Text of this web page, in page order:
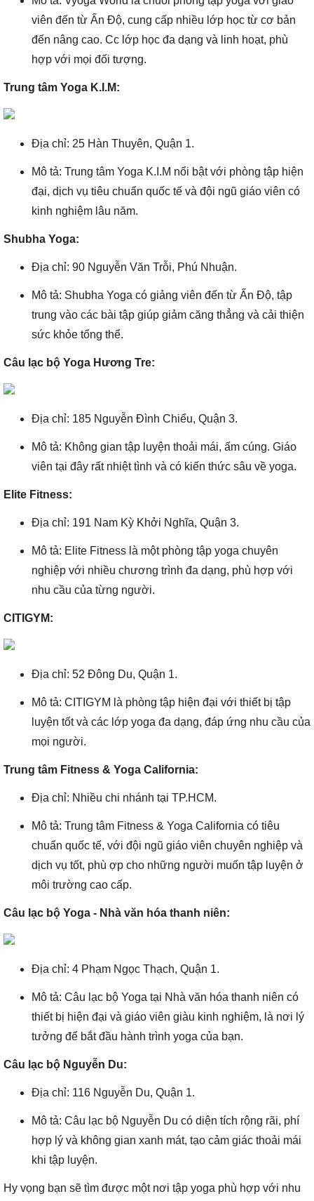
viên đến từ Ấn Độ, cung cấp nhiều lớp học từ cơ bản
đến nâng cao. Cc lớp học đa dạng và linh hoạt, phù
hợp với mọi đối tượng.
Trung tâm Yoga K.I.M:
Địa chỉ: 25 Hàn Thuyên, Quận 1.
Mô tả: Trung tâm Yoga K.I.M nổi bật với phòng tập hiện
đại, dịch vụ tiêu chuẩn quốc tế và đội ngũ giáo viên có
kinh nghiệm lâu năm.
Shubha Yoga:
Địa chỉ: 90 Nguyễn Văn Trỗi, Phú Nhuận.
Mô tả: Shubha Yoga có giảng viên đến từ Ấn Độ, tập
trung vào các bài tập giúp giảm căng thẳng và cải thiện
sức khỏe tổng thể.
Câu lạc bộ Yoga Hương Tre:
Địa chỉ: 185 Nguyễn Đình Chiểu, Quận 3.
Mô tả: Không gian tập luyện thoải mái, ấm cúng. Giáo
viên tại đây rất nhiệt tình và có kiến thức sâu về yoga.
Elite Fitness:
Địa chỉ: 191 Nam Kỳ Khởi Nghĩa, Quận 3.
Mô tả: Elite Fitness là một phòng tập yoga chuyên
nghiệp với nhiều chương trình đa dạng, phù hợp với
nhu cầu của từng người.
CITIGYM:
Địa chỉ: 52 Đông Du, Quận 1.
Mô tả: CITIGYM là phòng tập hiện đại với thiết bị tập
luyện tốt và các lớp yoga đa dạng, đáp ứng nhu cầu của
mọi người.
Trung tâm Fitness & Yoga California:
Địa chỉ: Nhiều chi nhánh tại TP.HCM.
Mô tả: Trung tâm Fitness & Yoga California có tiêu
chuẩn quốc tế, với đội ngũ giáo viên chuyên nghiệp và
dịch vụ tốt, phù ợp cho những người muốn tập luyện ở
môi trường cao cấp.
Câu lạc bộ Yoga - Nhà văn hóa thanh niên:
Địa chỉ: 4 Phạm Ngọc Thạch, Quận 1.
Mô tả: Câu lạc bộ Yoga tại Nhà văn hóa thanh niên có
thiết bị hiện đại và giáo viên giàu kinh nghiệm, là nơi lý
tưởng để bắt đầu hành trình yoga của bạn.
Câu lạc bộ Nguyễn Du:
Địa chỉ: 116 Nguyễn Du, Quận 1.
Mô tả: Câu lạc bộ Nguyễn Du có diện tích rộng rãi, phí
hợp lý và không gian xanh mát, tạo cảm giác thoải mái
khi tập luyện.
Hy vọng bạn sẽ tìm được một nơi tập yoga phù hợp với nhu